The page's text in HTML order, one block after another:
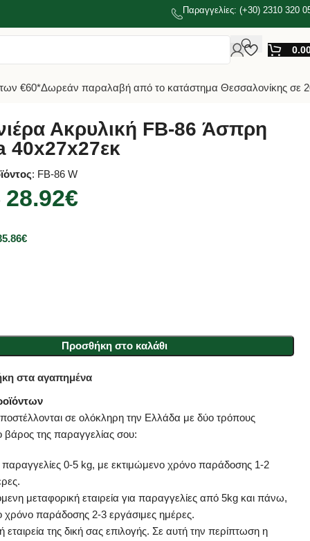
Παραγγελίες: (+30) 2310 320
€60*Δωρεάν παραλαβή από το κατάστημα Θεσσαλονίκης σε
Ακρυλική FB-86 Άσπρη
40x27x27εκ
: FB-86 W
28.92€
€
Προσθήκη στο καλάθι
στα αγαπημένα
σε ολόκληρη την Ελλάδα με δύο τρόπους
βάρος της παραγγελίας σου:
0-5 kg, με εκτιμώμενο χρόνο παράδοσης 1-2
μεταφορική εταιρεία για παραγγελίες από 5kg και πάνω,
χρόνο παράδοσης 2-3 εργάσιμες ημέρες.
εταιρεία της δική σας επιλογής. Σε αυτή την περίπτωση η